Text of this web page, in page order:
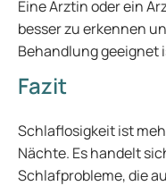
Eine Ärztin oder ein
besser zu erkennen
Behandlung geeignet
Fazit
Schlaflosigkeit ist
Nächte. Es handelt
Schlafprobleme, die